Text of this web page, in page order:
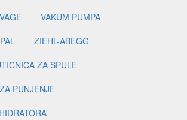
VAGE
VAKUM PUMPA
ZIEHL-ABEGG
ZA ŠPULE
PUNJENJE